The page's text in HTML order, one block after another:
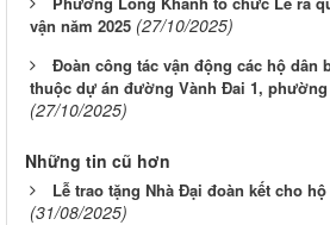
vận năm 2025 (27/10/2025)
Đoàn công tác vận động các hộ dân
thuộc dự án đường Vành Đai 1,
(27/10/2025)
Những tin cũ hơn
Lễ trao tặng Nhà Đại đoàn kết cho
(31/08/2025)